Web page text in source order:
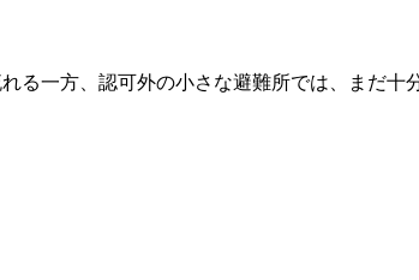
る一方、認可外の小さな避難所では、まだ